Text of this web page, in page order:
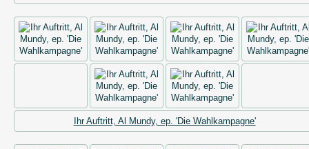
Ihr Auftritt, Al Mundy, ep. 'Die Wahlkampagne'